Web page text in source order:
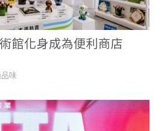
館化身成為便利商店
味